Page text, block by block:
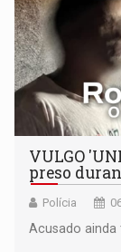
VULGO
preso
Polícia
Acusado